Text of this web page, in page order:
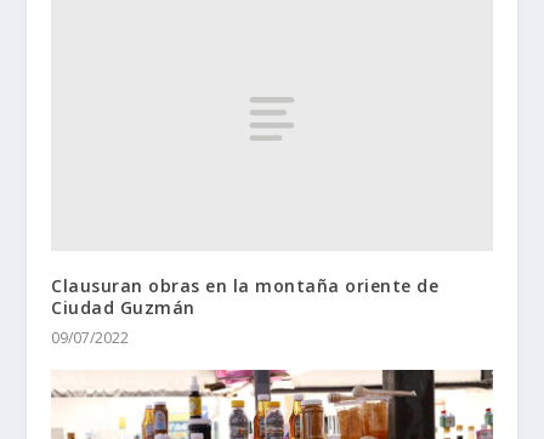
Clausuran obras en la montaña oriente de
Ciudad Guzmán
09/07/2022